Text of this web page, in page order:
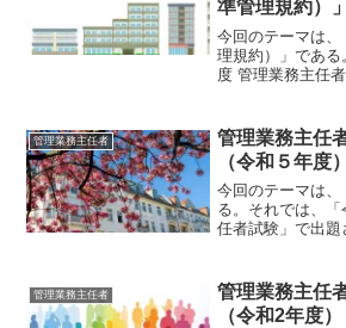
準管理規約）」
今回のテーマは
理規約）」であ
度 管理業務主任
【問 27】 次の
規約（単棟型）...
管理業務主任者
管理業務主任
（令和５年度
今回のテーマは
る。それでは、
任者試験」で出
マンションの住戸
3 人が共...
管理業務主任者
管理業務主任
（令和2年度